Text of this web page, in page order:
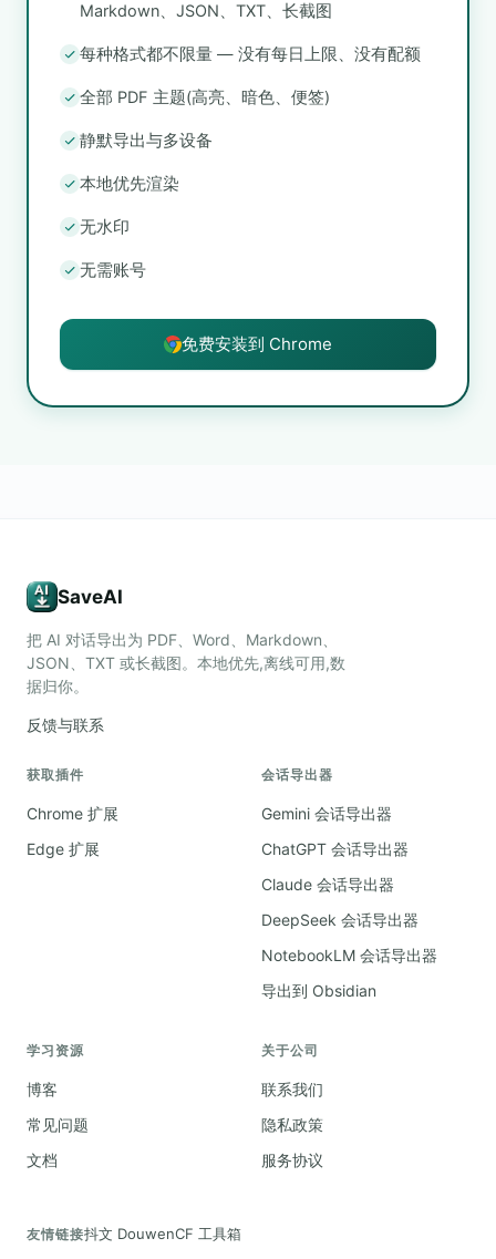
Markdown、JSON、TXT、长截图
每种格式都不限量 — 没有每日上限、没有配额
全部 PDF 主题(高亮、暗色、便签)
静默导出与多设备
本地优先渲染
无水印
无需账号
免费安装到 Chrome
SaveAI
把 AI 对话导出为 PDF、Word、Markdown、
JSON、TXT 或长截图。本地优先,离线可用,数
据归你。
反馈与联系
获取插件
Chrome 扩展
Edge 扩展
会话导出器
Gemini 会话导出器
ChatGPT 会话导出器
Claude 会话导出器
DeepSeek 会话导出器
NotebookLM 会话导出器
导出到 Obsidian
学习资源
博客
常见问题
文档
关于公司
联系我们
隐私政策
服务协议
友情链接抖文 DouwenCF 工具箱